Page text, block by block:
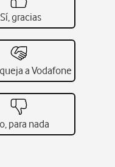
Sí, gracias
a Vodafone
para nada